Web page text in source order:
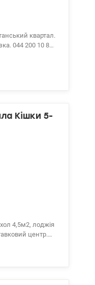
квартал.
80
Кішки 5-
4,5м2, лоджія
центр.